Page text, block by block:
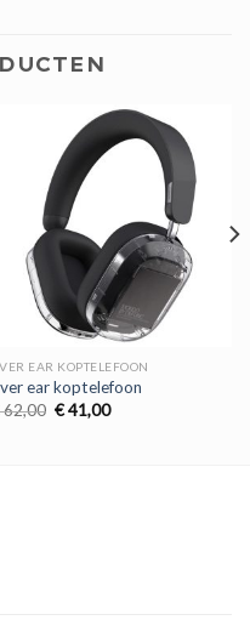
EAR KOPTELEFOON
ear koptelefoon
62,00 Oorspronkelijke
€41,00Huidige